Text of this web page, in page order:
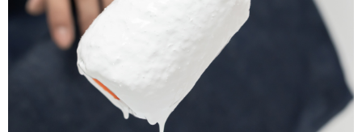
sorgen dafür, dass alles reibungslos funktioniert.
Hier klicken